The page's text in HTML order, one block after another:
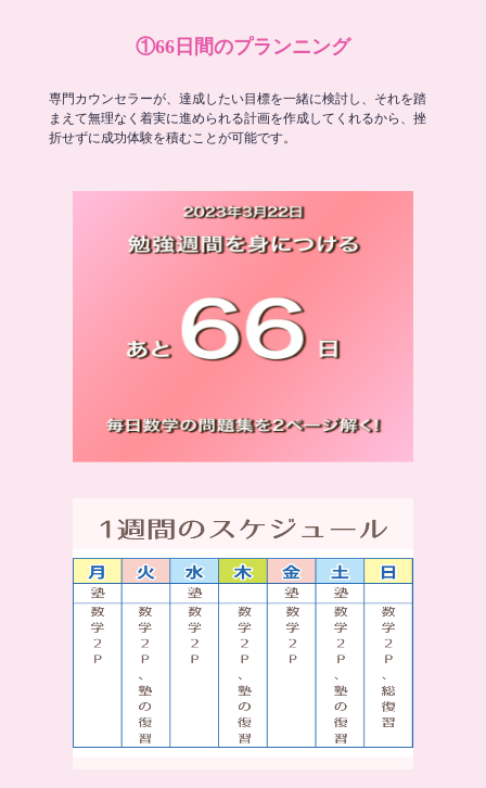
①66日間のプランニング
専門カウンセラーが、達成したい目標を一緒に検討し、それを踏
まえて無理なく着実に進められる計画を作成してくれるから、挫
折せずに成功体験を積むことが可能です。